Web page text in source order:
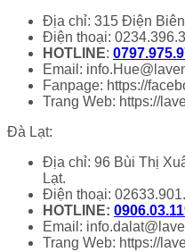
Địa chỉ: 315 Điện
Điện thoại:
HOTLINE:
Email:
Fanpage: https://
Trang Web: https://
Đà Lạt:
Địa chỉ: 96 Bùi Thị
Lạt.
Điện thoại:
HOTLINE:
Email:
Trang Web: https://